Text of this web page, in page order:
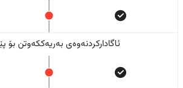
ئاگادارکردنەوەی بەریەککەوتن بۆ